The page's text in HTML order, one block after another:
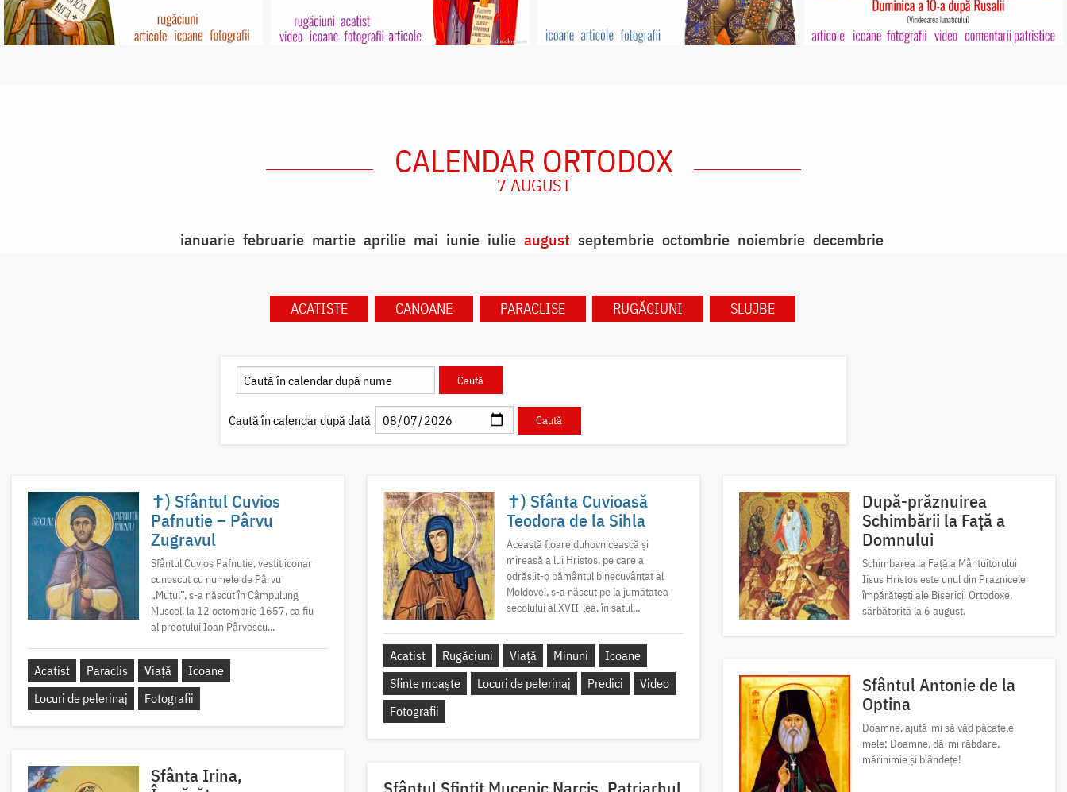
CALENDAR ORTODOX
7 AUGUST
ianuarie februarie martie aprilie mai iunie iulie august septembrie octombrie noiembrie decembrie
ACATISTE CANOANE PARACLISE RUGĂCIUNI SLUJBE
Caută în calendar după dată
✝) Sfântul Cuvios
Pafnutie – Pârvu
Zugravul
Sfântul Cuvios Pafnutie, vestit iconar
cunoscut cu numele de Pârvu
„Mutul”, s-a născut în Câmpulung
Muscel, la 12 octombrie 1657, ca fiu
al preotului Ioan Pârvescu...
Acatist Paraclis Viață
Icoane
Locuri de pelerinaj
Fotografii
✝) Sfânta Cuvioasă
Teodora de la Sihla
Această floare duhovnicească și
mireasă a lui Hristos, pe care a
odrăslit-o pământul binecuvântat al
Moldovei, s-a născut pe la jumătatea
secolului al XVII-lea, în satul...
Acatist Rugăciuni Viață Minuni
Icoane
Sfinte moaște
Locuri de pelerinaj Predici
Video
Fotografii
După-prăznuirea
Schimbării la Față a
Domnului
Schimbarea la Față a Mântuitorului
Iisus Hristos este unul din Praznicele
împărătești ale Bisericii Ortodoxe,
sărbătorită la 6 august.
Sfântul Antonie de la
Optina
Doamne, ajută-mi să văd păcatele
mele; Doamne, dă-mi răbdare,
mărinimie şi blândeţe!
Sfânta Irina,